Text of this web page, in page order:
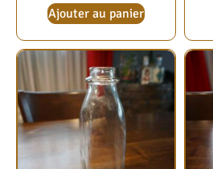
Ajouter au panier